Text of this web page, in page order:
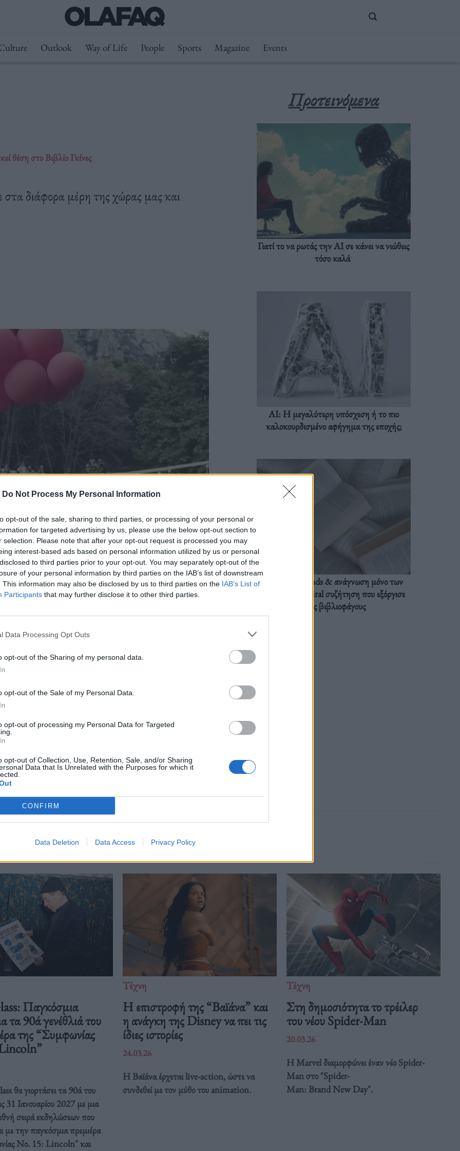
Do Not Process My Personal Information
opt-out of the sale, sharing to third parties, or processing of your personal or
for targeted advertising by us, please use the below opt-out section to
selection. Please note that after your opt-out request is processed you may
interest-based ads based on personal information utilized by us or personal
to third parties prior to your opt-out. You may separately opt-out of the
of your personal information by third parties on the IAB’s list of downstream
This information may also be disclosed by us to third parties on the IAB’s List of
Participants that may further disclose it to other third parties.
Data Processing Opt Outs
opt-out of the Sharing of my personal data.
opt-out of the Sale of my Personal Data.
opt-out of processing my Personal Data for Targeted
opt-out of Collection, Use, Retention, Sale, and/or Sharing
Data that Is Unrelated with the Purposes for which it
CONFIRM
Data Deletion Data Access Privacy Policy
Outlook Way of Life People Sports Magazine Events
θέση στο Βιβλίο Γκίνες
διάφορα μέρη της χώρας μας και
στα διάφορα μέρη της χώρας μας και
,Πηνειός,Πιάνο, Τέμπη
Προτεινόμενα
Γιατί το να ρωτάς την AI σε κάνει να νιώθεις
τόσο καλά
AI: Η μεγαλύτερη υπόσχεση ή το πιο
καλοκουρδισμένο αφήγημα της εποχής;
BookTok trends & ανάγνωση μόνο των
διαλόγων: Η viral συζήτηση που εξόργισε
τους βιβλιοφάγους
Δείτε επίσης
Παγκόσμια
τα 90ά γενέθλιά του
της “Συμφωνίας
θα γιορτάσει τα 90ά του
31 Ιανουαρίου 2027 με μια
σειρά εκδηλώσεων που
με την παγκόσμια πρεμιέρα
Νο. 15: Lincoln" και
Τέχνη
Η επιστροφή της “Βαϊάνα” και
η ανάγκη της Disney να πει τις
ίδιες ιστορίες
24.03.26
Η Βαϊάνα έρχεται live-action, ώστε να
συνδεθεί με τον μύθο του animation.
Τέχνη
Στη δημοσιότητα το τρέιλερ
του νέου Spider-Man
20.03.26
Η Marvel διαμορφώνει έναν νέο Spider-
Man στο "Spider-
Man: Brand New Day".